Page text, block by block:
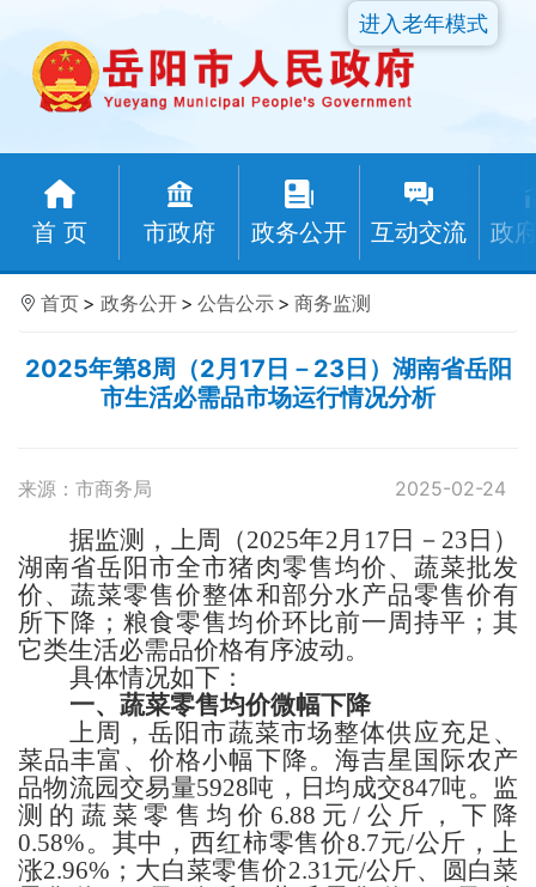
首 页 市政府 政务公开 互动交流 政
进入老年模式
首页 > 政务公开 > 公告公示 > 商务监测
2025年第8周（2月17日－23日）湖南省岳阳
市生活必需品市场运行情况分析
来源：市商务局 2025-02-24
据监测，上周 （2025年2月 17 日－ 23 日）
湖南省岳阳市全市猪肉零售均价、蔬菜批发
价、蔬菜零售价整体和部分水产品零售价有
所下降；粮食零售均价环比前一周持平；其
它类生活必需品价格有序波动。
具体情况如下：
一、蔬菜零售均价微幅下降
上周，岳阳市蔬菜市场整体供应充足、
菜品丰富、价格小幅下降。 海吉星国际农产
品物流园交易量5928吨，日均成交847吨。监
测的蔬菜零售均价 6.88 元/公斤， 下降
0.58%。 其中，西红柿零售价8.7元/公斤，上
涨2.96%； 大白菜零售价2.31元/公斤、圆白菜